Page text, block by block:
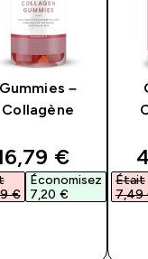
Gummies –
Collagène
€‎
€‎
Économisez
7,20 €‎
Était
7,49